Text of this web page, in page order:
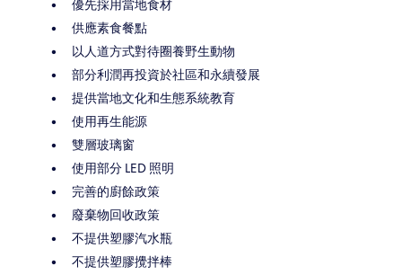
優先採用當地食材
供應素食餐點
以人道方式對待圈養野生動物
部分利潤再投資於社區和永續發展
提供當地文化和生態系統教育
使用再生能源
雙層玻璃窗
使用部分 LED 照明
完善的廚餘政策
廢棄物回收政策
不提供塑膠汽水瓶
不提供塑膠攪拌棒